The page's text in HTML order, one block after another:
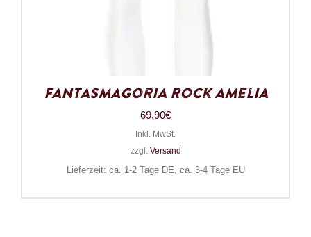
Fantasmagoria Rock Amelia
69,90€
Inkl. MwSt.
zzgl. Versand
Lieferzeit: ca. 1-2 Tage DE, ca. 3-4 Tage EU